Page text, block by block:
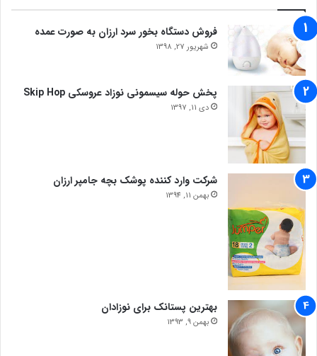
فروش دستگاه بخور سرد ارزان به صورت عمده
شهریور 27, 1398
پخش حوله سیسمونی نوزاد عروسکی Skip Hop
دی 11, 1397
شرکت وارد کننده پوشک بچه جامپر ارزان
بهمن 11, 1394
بهترین پستانک برای نوزادان
بهمن 9, 1393